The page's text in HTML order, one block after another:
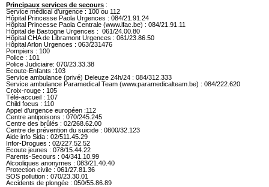
Principaux services de secours :
Service médical d’urgence : 100 ou 112
Hôpital Princesse Paola Urgences : 084/21.91.24
Hôpital Princesse Paola Centrale (www.ifac.be) : 084/21.91.11
Hôpital de Bastogne Urgences : 061/24.00.80
Hôpital CHA de Libramont Urgences : 061/23.86.50
Hôpital Arlon Urgences : 063/231476
Pompiers : 100
Police : 101
Police Judiciaire: 070/23.33.38
Ecoute-Enfants :103
Service ambulance (privé) Deleuze 24h/24 : 084/312.333
Service ambulance Paramedical Team (www.paramedicalteam.be) : 084/222.620
Croix-rouge : 105
Télé-accueil : 107
Child focus : 110
Appel d’urgence européen :112
Centre antipoisons : 070/245.245
Centre des brûlés : 02/268.62.00
Centre de prévention du suicide : 0800/32.123
Aide info Sida : 02/511.45.29
Infor-Drogues : 02/227.52.52
Ecoute jeunes : 078/15.44.22
Parents-Secours : 04/341.10.99
Alcooliques anonymes : 083/21.40.40
Protection civile : 061/27.81.36
SOS pollution : 070/23.30.01
Accidents de plongée : 050/55.86.89